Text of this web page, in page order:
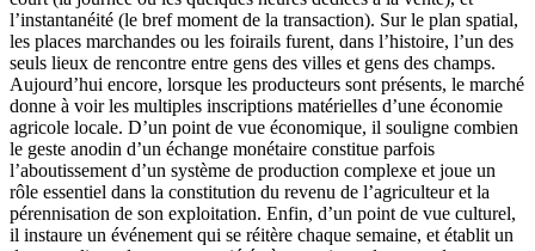
l’instantanéité (le bref moment de la transaction). Sur le plan spatial,
les places marchandes ou les foirails furent, dans l’histoire, l’un des
seuls lieux de rencontre entre gens des villes et gens des champs.
Aujourd’hui encore, lorsque les producteurs sont présents, le marché
donne à voir les multiples inscriptions matérielles d’une économie
agricole locale. D’un point de vue économique, il souligne combien
le geste anodin d’un échange monétaire constitue parfois
l’aboutissement d’un système de production complexe et joue un
rôle essentiel dans la constitution du revenu de l’agriculteur et la
pérennisation de son exploitation. Enfin, d’un point de vue culturel,
il instaure un événement qui se réitère chaque semaine, et établit un